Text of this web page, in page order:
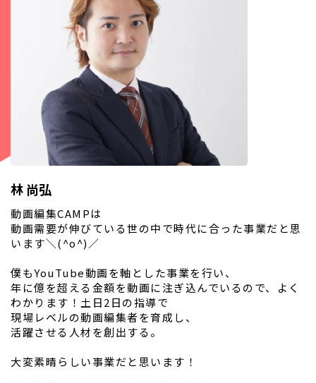
林 尚弘
動画編集CAMPは
動画需要が伸びている世の中で時代に合った事業だと思
います＼(^o^)／
僕もYouTube動画を軸とした事業を行い、
年に億を超える金額を動画に注ぎ込んでいるので、よく
わかります！土日2日の指導で
現場レベルの動画編集者を育成し、
活躍させる人材を創出する。
大変素晴らしい事業だと思います！